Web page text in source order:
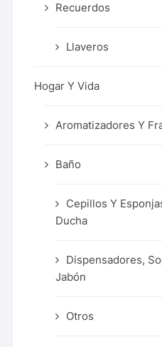
Recuerdos
Llaveros
Hogar Y Vida
Aromatizadores Y
Baño
Cepillos Y
Ducha
Dispensadores,
Jabón
Otros